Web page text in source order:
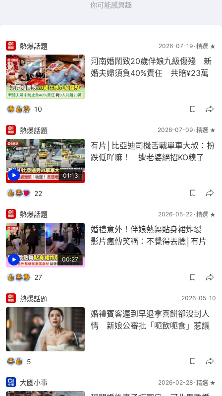
你可能感興趣
熱爆話題 2026-07-19 精選 ★
河南婚鬧致20歲伴娘九級傷殘 新
婚夫婦須負40%責任 共賠¥23萬
10
01:13
熱爆話題 2026-07-09 精選 ★
有片│比亞迪司機舌戰單車大叔：扮
跌低吖嘛！ 遭老婆絕招KO糗了
22
00:27
熱爆話題 2026-05-22 精選 ★
婚禮意外！伴娘熱舞貼身裙炸裂
影片瘋傳笑稱：不覺得丟臉│有片
27
熱爆話題 2026-05-10
婚禮賓客遲到早退拿喜餅卻沒封人
情 新娘公審批「呃飲呃食」惹議
5
大國小事 2026-02-28 精選 ★